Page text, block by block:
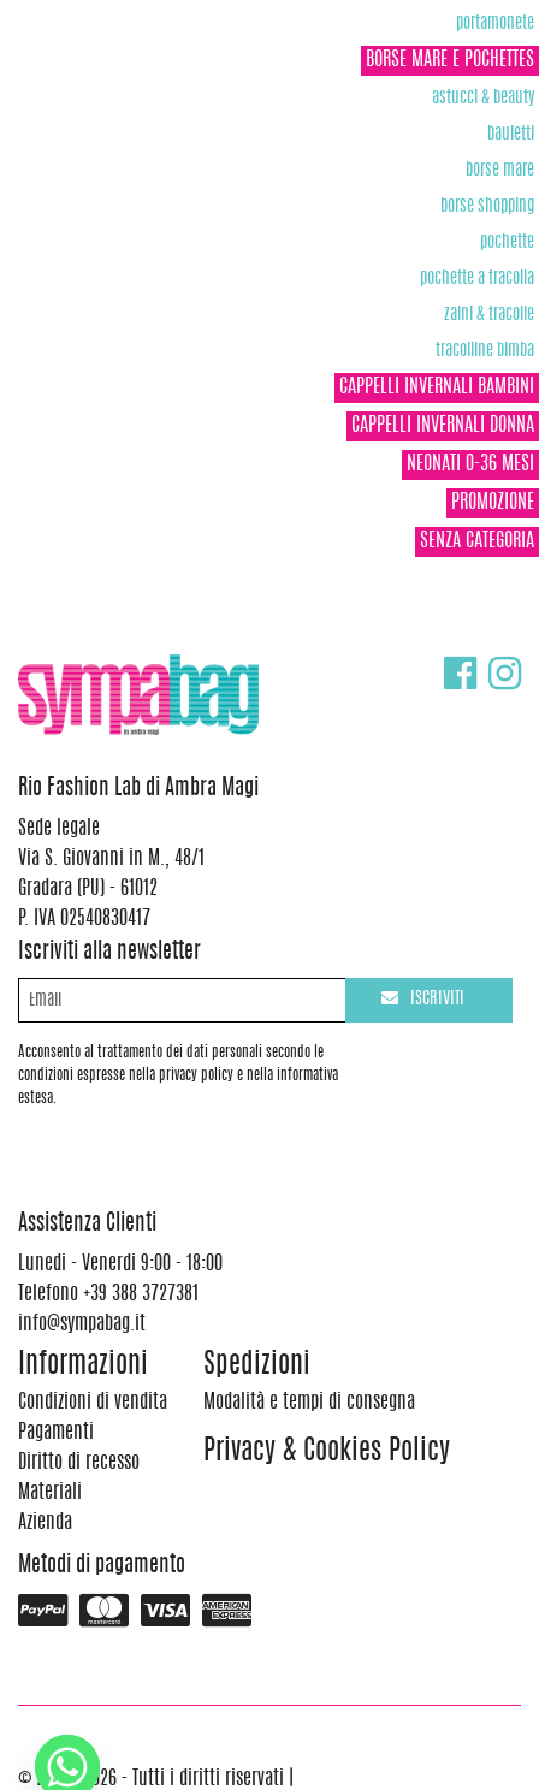
portamonete
BORSE MARE E POCHETTES
astucci & beauty
bauletti
borse mare
borse shopping
pochette
pochette a tracolla
zaini & tracolle
tracolline bimba
CAPPELLI INVERNALI BAMBINI
CAPPELLI INVERNALI DONNA
NEONATI 0-36 MESI
PROMOZIONE
SENZA CATEGORIA
Rio Fashion Lab di Ambra Magi
Sede legale
Via S. Giovanni in M., 48/1
Gradara (PU) - 61012
P. IVA 02540830417
Iscriviti alla newsletter
Acconsento al trattamento dei dati personali secondo le
condizioni espresse nella privacy policy e nella informativa
estesa.
ISCRIVITI
Assistenza Clienti
Lunedi - Venerdi 9:00 - 18:00
Telefono +39 388 3727381
info@sympabag.it
Informazioni
Condizioni di vendita
Pagamenti
Diritto di recesso
Materiali
Azienda
Spedizioni
Modalità e tempi di consegna
Privacy & Cookies Policy
Metodi di pagamento
© 2012 - 2026 - Tutti i diritti riservati |